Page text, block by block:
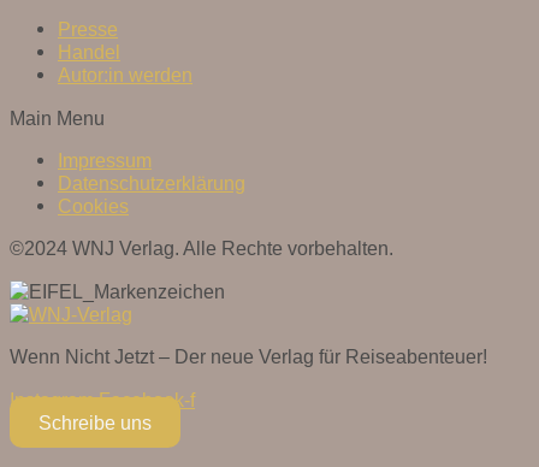
Presse
Handel
Autor:in werden
Main Menu
Impressum
Datenschutzerklärung
Cookies
©2024 WNJ Verlag. Alle Rechte vorbehalten.
Wenn Nicht Jetzt – Der neue Verlag für Reiseabenteuer!
Instagram Facebook-f
Schreibe uns